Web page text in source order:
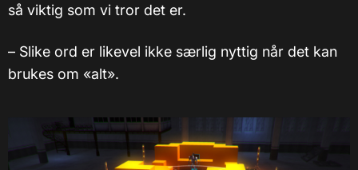
så viktig som vi tror det er.
– Slike ord er likevel ikke særlig nyttig når det kan
brukes om «alt».